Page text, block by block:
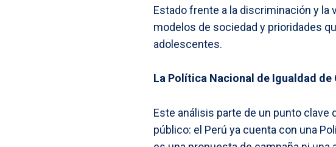
Estado frente a la discriminación y
modelos de sociedad y prioridades
adolescentes.
La Política Nacional de Igualdad
Este análisis parte de un punto clave
público: el Perú ya cuenta con una